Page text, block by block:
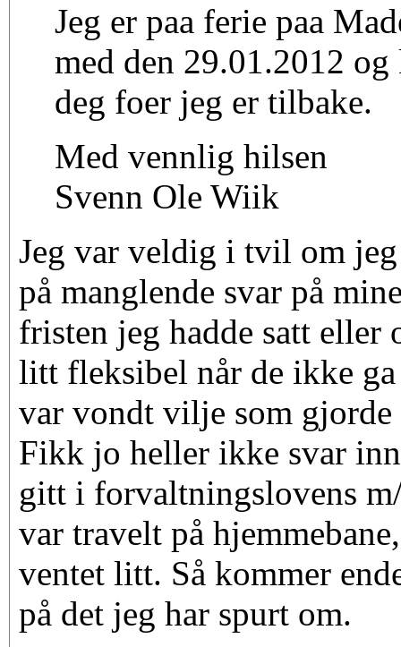
Jeg er paa ferie paa
med den 29.01.2012
deg foer jeg er tilbake.
Med vennlig hilsen
Svenn Ole Wiik
Jeg var veldig i tvil om
på manglende svar på
fristen jeg hadde satt
litt fleksibel når de ikke
var vondt vilje som
Fikk jo heller ikke svar
gitt i forvaltningslovens
var travelt på
ventet litt. Så kommer
på det jeg har spurt om.